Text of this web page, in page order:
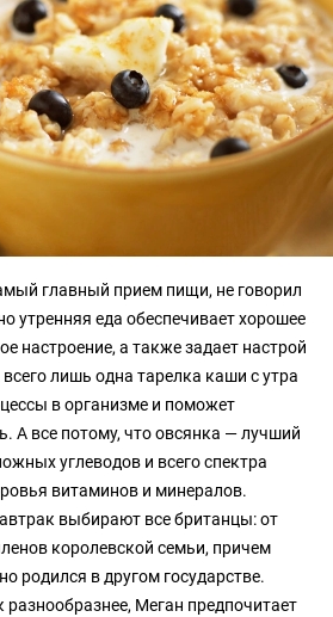
главный прием пищи, не говорил
утренняя еда обеспечивает хорошее
настроение, а также задает настрой
лишь одна тарелка каши с утра
в организме и поможет
А все потому, что овсянка — лучший
углеводов и всего спектра
витаминов и минералов.
выбирают все британцы: от
королевской семьи, причем
родился в другом государстве.
Меган предпочитает